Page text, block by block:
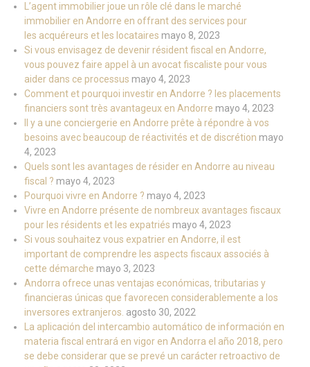
L’agent immobilier joue un rôle clé dans le marché
immobilier en Andorre en offrant des services pour
les acquéreurs et les locataires mayo 8, 2023
Si vous envisagez de devenir résident fiscal en Andorre,
vous pouvez faire appel à un avocat fiscaliste pour vous
aider dans ce processus mayo 4, 2023
Comment et pourquoi investir en Andorre ? les placements
financiers sont très avantageux en Andorre mayo 4, 2023
Il y a une conciergerie en Andorre prête à répondre à vos
besoins avec beaucoup de réactivités et de discrétion mayo
4, 2023
Quels sont les avantages de résider en Andorre au niveau
fiscal ? mayo 4, 2023
Pourquoi vivre en Andorre ? mayo 4, 2023
Vivre en Andorre présente de nombreux avantages fiscaux
pour les résidents et les expatriés mayo 4, 2023
Si vous souhaitez vous expatrier en Andorre, il est
important de comprendre les aspects fiscaux associés à
cette démarche mayo 3, 2023
Andorra ofrece unas ventajas económicas, tributarias y
financieras únicas que favorecen considerablemente a los
inversores extranjeros. agosto 30, 2022
La aplicación del intercambio automático de información en
materia fiscal entrará en vigor en Andorra el año 2018, pero
se debe considerar que se prevé un carácter retroactivo de